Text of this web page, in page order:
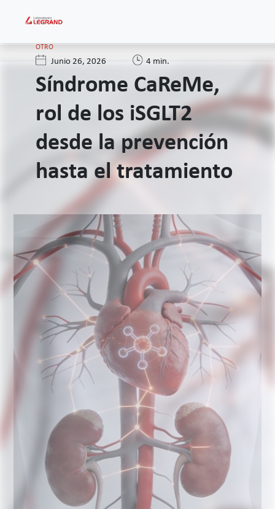
OTRO
Junio 26, 2026 4 min.
Síndrome CaReMe,
rol de los iSGLT2
desde la prevención
hasta el tratamiento